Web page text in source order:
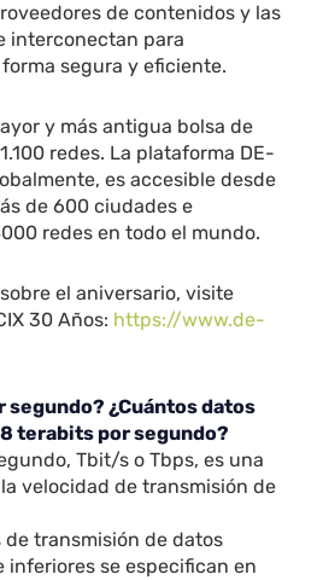
de contenidos y las
interconectan para
segura y eficiente.
y más antigua bolsa de
redes. La plataforma DE-
es accesible desde
de 600 ciudades e
redes en todo el mundo.
el aniversario, visite
30 Años: https://www.de-
segundo? ¿Cuántos datos
terabits por segundo?
Tbit/s o Tbps, es una
velocidad de transmisión de
de transmisión de datos
inferiores se especifican en